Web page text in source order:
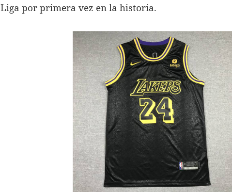
Liga por primera vez en la historia.